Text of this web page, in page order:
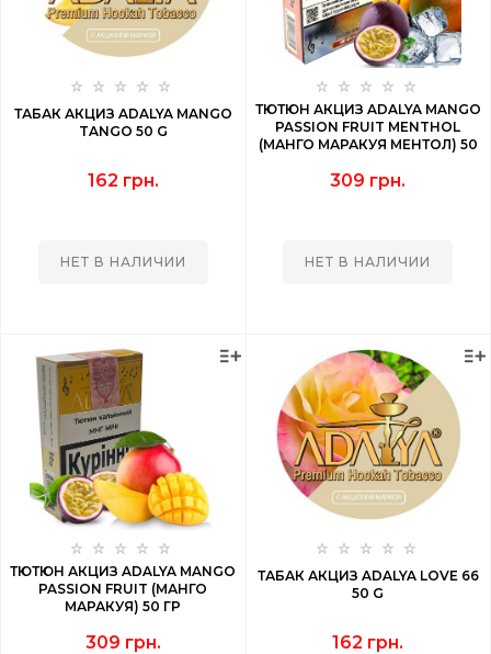
ТАБАК АКЦИЗ ADALYA MANGO
TANGO 50 G
162 грн.
НЕТ В НАЛИЧИИ
ТЮТЮН АКЦИЗ ADALYA MANGO
PASSION FRUIT MENTHOL
(МАНГО МАРАКУЯ МЕНТОЛ) 50
309 грн.
НЕТ В НАЛИЧИИ
ТЮТЮН АКЦИЗ ADALYA MANGO
PASSION FRUIT (МАНГО
МАРАКУЯ) 50 ГР
309 грн.
ТАБАК АКЦИЗ ADALYA LOVE 66
50 G
162 грн.